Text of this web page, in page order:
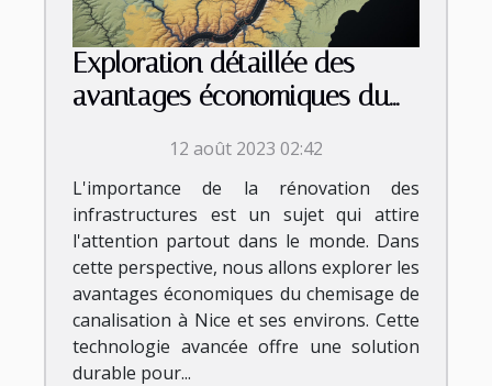
Exploration détaillée des
avantages économiques du
Nice et ses environs
12 août 2023 02:42
L'importance de la rénovation des
infrastructures est un sujet qui attire
l'attention partout dans le monde. Dans
cette perspective, nous allons explorer les
avantages économiques du chemisage de
canalisation à Nice et ses environs. Cette
technologie avancée offre une solution
durable pour...